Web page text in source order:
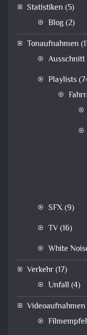
Statistiken (5)
Blog(2)
Tonaufnahmen
Ausschnitt
Playlists
SFX(9)
TV(16)
White
Verkehr(17)
Unfall (4)
Videoaufnahmen